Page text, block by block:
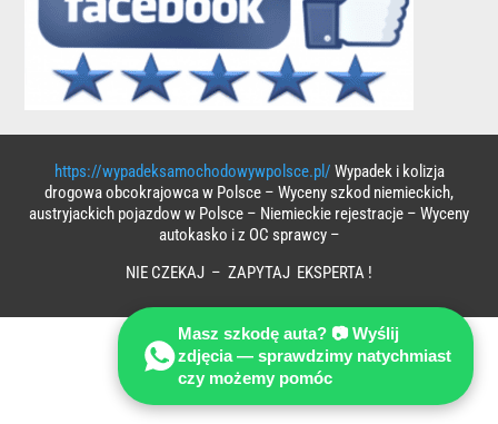
https://wypadeksamochodowywpolsce.pl/ Wypadek i kolizja
drogowa obcokrajowca w Polsce – Wyceny szkod niemieckich,
austryjackich pojazdow w Polsce – Niemieckie rejestracje – Wyceny
autokasko i z OC sprawcy –
NIE CZEKAJ – ZAPYTAJ EKSPERTA !
Masz szkodę auta? 📷 Wyślij
zdjęcia — sprawdzimy natychmiast
czy możemy pomóc